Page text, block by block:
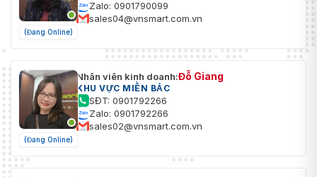
(Đang Online)
Zalo: 0901790099
sales04@vnsmart.com.vn
(Đang Online)
Nhân viên kinh doanh:Đỗ Giang
KHU VỰC MIỀN BẮC
SĐT: 0901792266
Zalo: 0901792266
sales02@vnsmart.com.vn